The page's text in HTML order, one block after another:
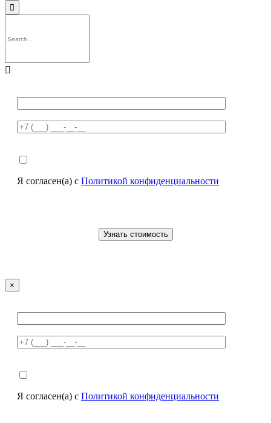


Я согласен(а) с Политикой конфиденциальности
×
Я согласен(а) с Политикой конфиденциальности